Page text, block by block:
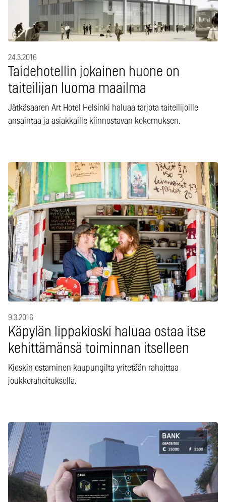
24.3.2016
Taidehotellin jokainen huone on
taiteilijan luoma maailma
Jätkäsaaren Art Hotel Helsinki haluaa tarjota taiteilijoille
ansaintaa ja asiakkaille kiinnostavan kokemuksen.
9.3.2016
Käpylän lippakioski haluaa ostaa itse
kehittämänsä toiminnan itselleen
Kioskin ostaminen kaupungilta yritetään rahoittaa
joukkorahoituksella.